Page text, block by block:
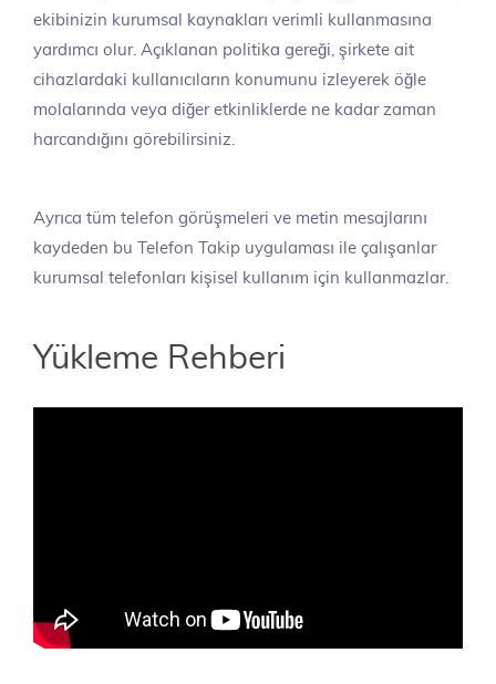
ekibinizin kurumsal kaynakları verimli kullanmasına
yardımcı olur. Açıklanan politika gereği, şirkete ait
cihazlardaki kullanıcıların konumunu izleyerek öğle
molalarında veya diğer etkinliklerde ne kadar zaman
harcandığını görebilirsiniz.
Ayrıca tüm telefon görüşmeleri ve metin mesajlarını
kaydeden bu Telefon Takip uygulaması ile çalışanlar
kurumsal telefonları kişisel kullanım için kullanmazlar.
Yükleme Rehberi